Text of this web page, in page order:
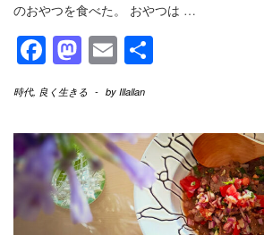
のおやつを食べた。 おやつは …
Facebook
Mastodon
Email
時代, 良く生きる - by Illallan